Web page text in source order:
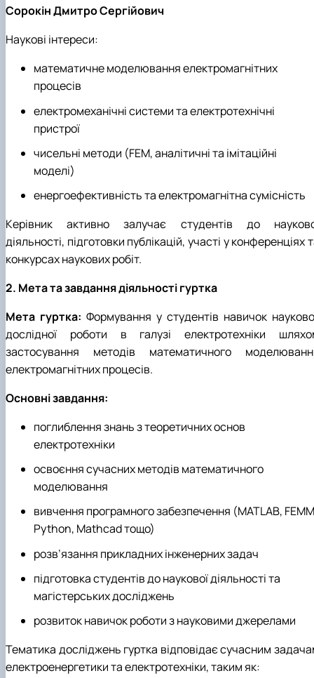
Інформація щодо змісту ОНП Доктора
Випускники
Сорокін Дмитро Сергійович
Наукові інтереси:
математичне моделювання електромагнітних
процесів
електромеханічні системи та електротехнічні
пристрої
чисельні методи (FEM, аналітичні та імітаційні
моделі)
енергоефективність та електромагнітна сумісність
Керівник активно залучає студентів до
діяльності, підготовки публікацій, участі у конференціях
конкурсах наукових робіт.
2. Мета та завдання діяльності гуртка
Мета гуртка: Формування у студентів навичок
дослідної роботи в галузі електротехніки
застосування методів математичного
електромагнітних процесів.
Основні завдання:
поглиблення знань з теоретичних основ
електротехніки
освоєння сучасних методів математичного
моделювання
вивчення програмного забезпечення (MATLAB,
Python, Mathcad тощо)
розв’язання прикладних інженерних задач
підготовка студентів до наукової діяльності та
магістерських досліджень
розвиток навичок роботи з науковими джерелами
Тематика досліджень гуртка відповідає сучасним
електроенергетики та електротехніки, таким як: